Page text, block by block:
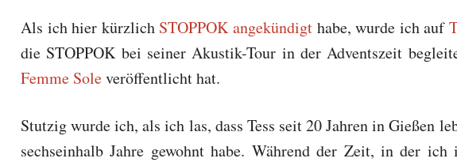
Als ich hier kürzlich STOPPOK angekündigthabe, wurde ich auf
die STOPPOK bei seiner Akustik-Tour in der Adventszeit
Femme Soleveröffentlicht hat.
Stutzig wurde ich, als ich las, dass Tess seit 20 Jahren in Gießen
sechseinhalb Jahre gewohnt habe. Während der Zeit, in der